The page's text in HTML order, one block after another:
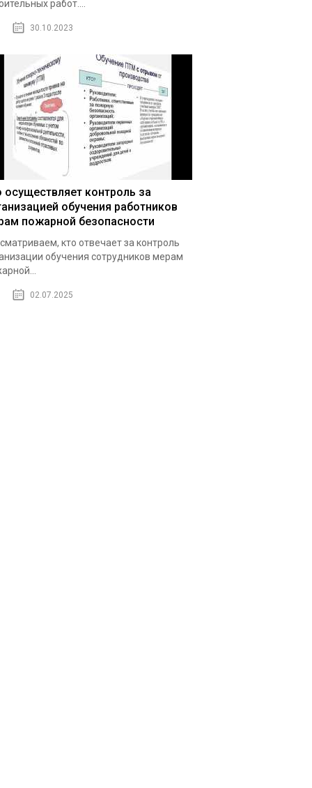
работ....
30.10.2023
осуществляет контроль за
обучения работников
пожарной безопасности
кто отвечает за контроль
обучения сотрудников мерам
02.07.2025